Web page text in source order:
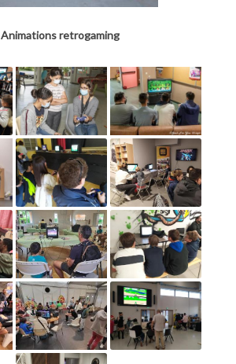
Animations retrogaming